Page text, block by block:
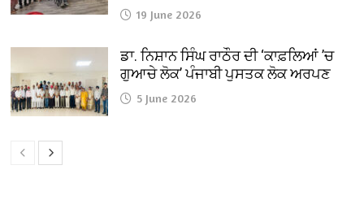
19 June 2026
ਡਾ. ਨਿਸ਼ਾਨ ਸਿੰਘ ਰਾਠੌਰ ਦੀ ‘ਕਾਫ਼ਲਿਆਂ ’ਚ
ਗੁਆਚੇ ਲੋਕ’ ਪੰਜਾਬੀ ਪੁਸਤਕ ਲੋਕ ਅਰਪਣ
5 June 2026